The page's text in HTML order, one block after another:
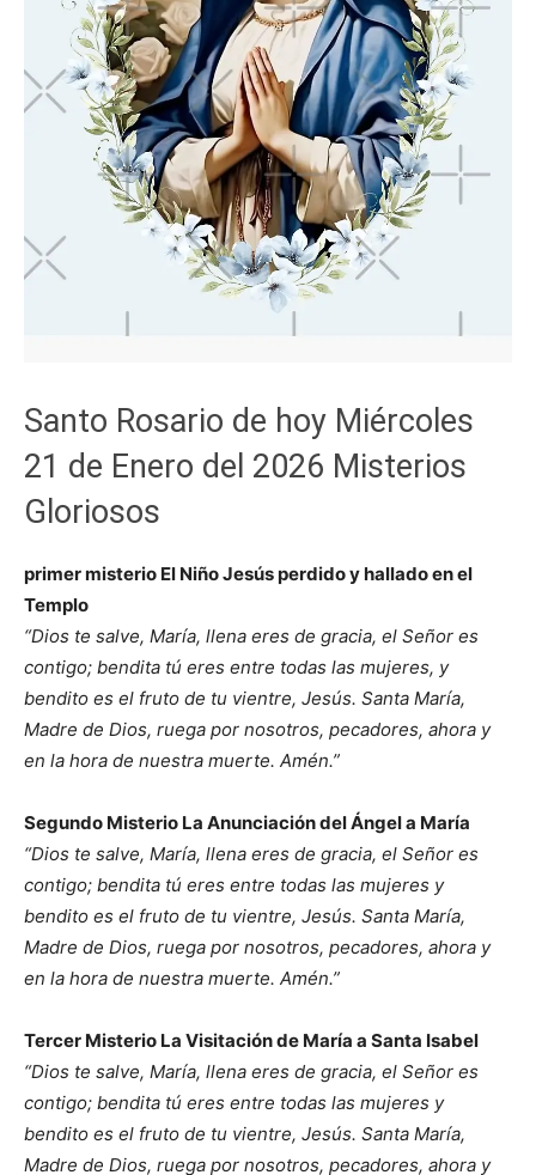
Santo Rosario de hoy Miércoles
21 de Enero del 2026 Misterios
Gloriosos
primer misterio El Niño Jesús perdido y hallado en el
Templo
“Dios te salve, María, llena eres de gracia, el Señor es
contigo; bendita tú eres entre todas las mujeres, y
bendito es el fruto de tu vientre, Jesús. Santa María,
Madre de Dios, ruega por nosotros, pecadores, ahora y
en la hora de nuestra muerte. Amén.”
Segundo Misterio La Anunciación del Ángel a María
“Dios te salve, María, llena eres de gracia, el Señor es
contigo; bendita tú eres entre todas las mujeres y
bendito es el fruto de tu vientre, Jesús. Santa María,
Madre de Dios, ruega por nosotros, pecadores, ahora y
en la hora de nuestra muerte. Amén.”
Tercer Misterio La Visitación de María a Santa Isabel
“Dios te salve, María, llena eres de gracia, el Señor es
contigo; bendita tú eres entre todas las mujeres y
bendito es el fruto de tu vientre, Jesús. Santa María,
Madre de Dios, ruega por nosotros, pecadores, ahora y